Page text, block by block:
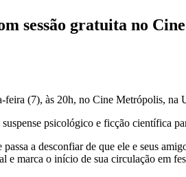
sessão gratuita no
feira (7), às 20h, no Cine Metrópolis,
psicológico e ficção científica
a desconfiar de que ele e seus
e marca o início de sua circulação em